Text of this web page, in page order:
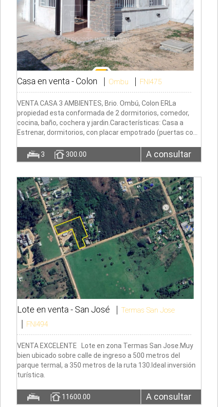
Casa en venta -Colon Ombu FNI475
VENTA CASA 3 AMBIENTES, Brio. Ombú, Colon ERLa
propiedad esta conformada de 2 dormitorios, comedor,
cocina, baño, cochera y jardin.Características: Casa a
Estrenar, dormitorios, con placar empotrado (puertas co…
3 300.00 A consultar
Lote en venta - San José
Termas San Jose
FNI494
VENTA EXCELENTE Lote en zona Termas San Jose.Muy
bien ubicado sobre calle de ingreso a 500 metros del
parque termal, a 350 metros de la ruta 130.Ideal inversión
turística.
11600.00 A consultar